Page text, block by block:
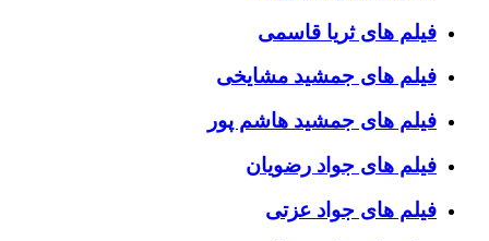
فیلم های ثریا قاسمی
فیلم های جمشید مشایخی
فیلم های جمشید هاشم پور
فیلم های جواد رضویان
فیلم های جواد عزتی